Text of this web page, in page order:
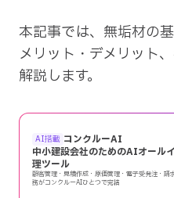
本記事では、無垢材の
メリット・デメリット
AI搭載 コンクルーAI
中小建設会社のためのAIオール
理ツール
顧客管理・見積作成・原価管理・電子受発注・請
務がコンクルーAIひとつで完結